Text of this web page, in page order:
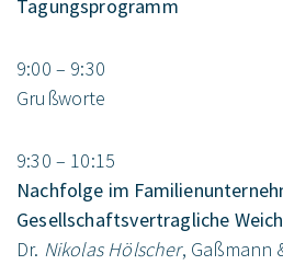
Tagungsprogramm
9:00 – 9:30
Grußworte
9:30 – 10:15
Nachfolge im
Gesellschaftsvertragliche
Dr. Nikolas Hölscher, Gaßmann